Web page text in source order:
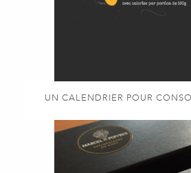
UN CALENDRIER POUR